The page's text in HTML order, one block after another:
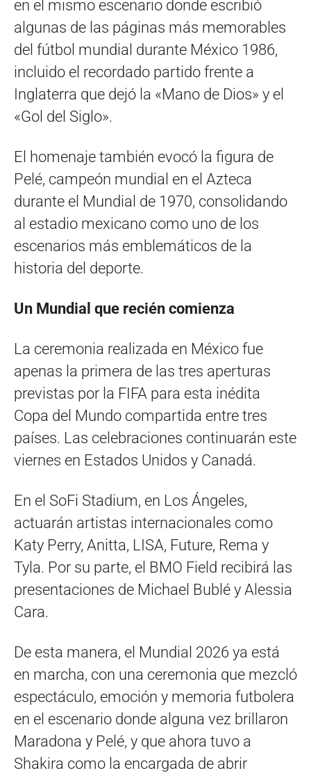
en el mismo escenario donde escribió
algunas de las páginas más memorables
del fútbol mundial durante México 1986,
incluido el recordado partido frente a
Inglaterra que dejó la «Mano de Dios» y el
«Gol del Siglo».
El homenaje también evocó la figura de
Pelé, campeón mundial en el Azteca
durante el Mundial de 1970, consolidando
al estadio mexicano como uno de los
escenarios más emblemáticos de la
historia del deporte.
Un Mundial que recién comienza
La ceremonia realizada en México fue
apenas la primera de las tres aperturas
previstas por la FIFA para esta inédita
Copa del Mundo compartida entre tres
países. Las celebraciones continuarán este
viernes en Estados Unidos y Canadá.
En el SoFi Stadium, en Los Ángeles,
actuarán artistas internacionales como
Katy Perry, Anitta, LISA, Future, Rema y
Tyla. Por su parte, el BMO Field recibirá las
presentaciones de Michael Bublé y Alessia
Cara.
De esta manera, el Mundial 2026 ya está
en marcha, con una ceremonia que mezcló
espectáculo, emoción y memoria futbolera
en el escenario donde alguna vez brillaron
Maradona y Pelé, y que ahora tuvo a
Shakira como la encargada de abrir